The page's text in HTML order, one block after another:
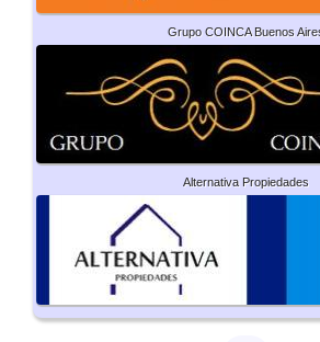
Grupo COINCA Buenos
Alternativa Propiedades